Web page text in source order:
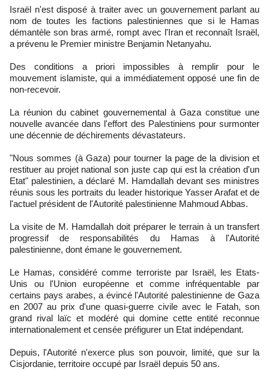
Israël n'est disposé à traiter avec un gouvernement parlant au
nom de toutes les factions palestiniennes que si le Hamas
démantèle son bras armé, rompt avec l'Iran et reconnaît Israël,
a prévenu le Premier ministre Benjamin Netanyahu.
Des conditions a priori impossibles à remplir pour le
mouvement islamiste, qui a immédiatement opposé une fin de
non-recevoir.
La réunion du cabinet gouvernemental à Gaza constitue une
nouvelle avancée dans l'effort des Palestiniens pour surmonter
une décennie de déchirements dévastateurs.
"Nous sommes (à Gaza) pour tourner la page de la division et
restituer au projet national son juste cap qui est la création d'un
Etat" palestinien, a déclaré M. Hamdallah devant ses ministres
réunis sous les portraits du leader historique Yasser Arafat et de
l'actuel président de l'Autorité palestinienne Mahmoud Abbas.
La visite de M. Hamdallah doit préparer le terrain à un transfert
progressif de responsabilités du Hamas à l'Autorité
palestinienne, dont émane le gouvernement.
Le Hamas, considéré comme terroriste par Israël, les Etats-
Unis ou l'Union européenne et comme infréquentable par
certains pays arabes, a évincé l'Autorité palestinienne de Gaza
en 2007 au prix d'une quasi-guerre civile avec le Fatah, son
grand rival laïc et modéré qui domine cette entité reconnue
internationalement et censée préfigurer un Etat indépendant.
Depuis, l'Autorité n'exerce plus son pouvoir, limité, que sur la
Cisjordanie, territoire occupé par Israël depuis 50 ans.